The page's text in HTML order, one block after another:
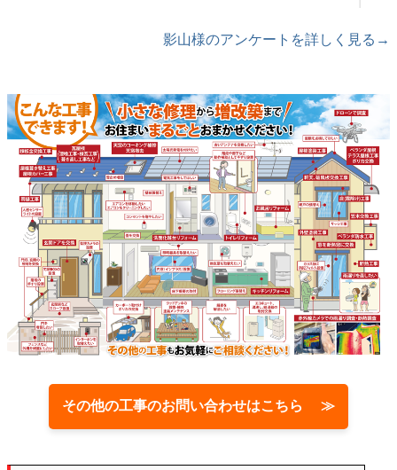
影山様のアンケートを詳しく見る→
その他の工事のお問い合わせはこちら ≫